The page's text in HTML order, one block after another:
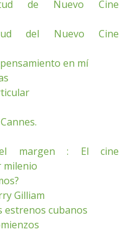
de Nuevo Cine
del Nuevo Cine
en mí
margen : El cine
milenio
Gilliam
estrenos cubanos